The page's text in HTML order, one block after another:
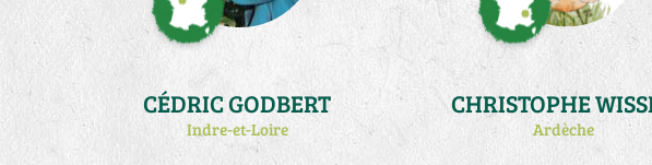
CÉDRIC GODBERT
Indre-et-Loire
CHRISTOPHE
Ardèche